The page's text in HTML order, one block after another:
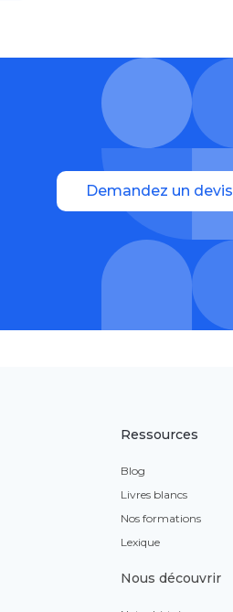
Demandez un devis
Ressources
Blog
Livres blancs
Nos formations
Lexique
Nous découvrir